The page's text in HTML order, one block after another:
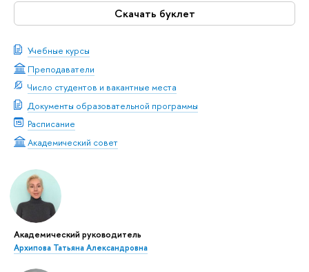
Скачать буклет
Учебные курсы
Преподаватели
Число студентов и вакантные места
Документы образовательной программы
Расписание
Академический совет
Академический руководитель
Архипова Татьяна Александровна